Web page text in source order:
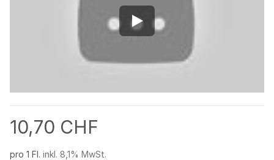
10,70 CHF
pro 1 Fl. inkl. 8,1% MwSt.